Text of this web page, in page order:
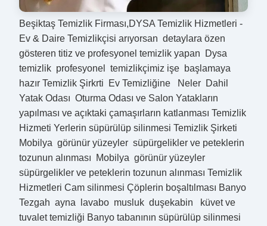
Beşiktaş Temizlik Firması,DYSA Temizlik Hizmetleri -
Ev & Daire Temizlikçisi arıyorsan detaylara özen
gösteren titiz ve profesyonel temizlik yapan Dysa
temizlik profesyonel temizlikçimiz işe başlamaya
hazır Temizlik Şirkrti Ev Temizliğine Neler Dahil
Yatak Odası Oturma Odası ve Salon Yatakların
yapılması ve açıktaki çamaşırların katlanması Temizlik
Hizmeti Yerlerin süpürülüp silinmesi Temizlik Şirketi
Mobilya görünür yüzeyler süpürgelikler ve peteklerin
tozunun alınması Mobilya görünür yüzeyler
süpürgelikler ve peteklerin tozunun alınması Temizlik
Hizmetleri Cam silinmesi Çöplerin boşaltılması Banyo
Tezgah ayna lavabo musluk duşekabin küvet ve
tuvalet temizliği Banyo tabanının süpürülüp silinmesi